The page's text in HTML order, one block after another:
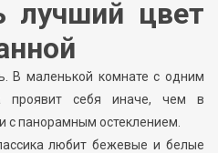
лучший цвет
В маленькой комнате с одним
проявит себя иначе, чем в
панорамным остеклением.
любит бежевые и белые